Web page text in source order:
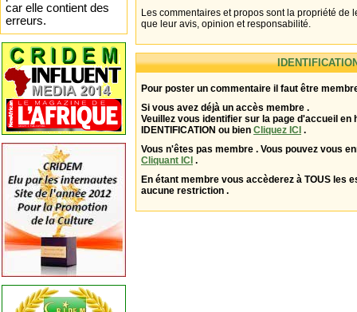
Les commentaires et propos sont la propriété de
que leur avis, opinion et responsabilité.
Pour poster un commentaire il faut être
Si vous avez déjà un accès membre .
Veuillez vous identifier sur la page d'accueil en
IDENTIFICATION ou bien Cliquez ICI .
Vous n'êtes pas membre . Vous pouvez vous
Cliquant ICI .
En étant membre vous accèderez à TOUS les
aucune restriction .